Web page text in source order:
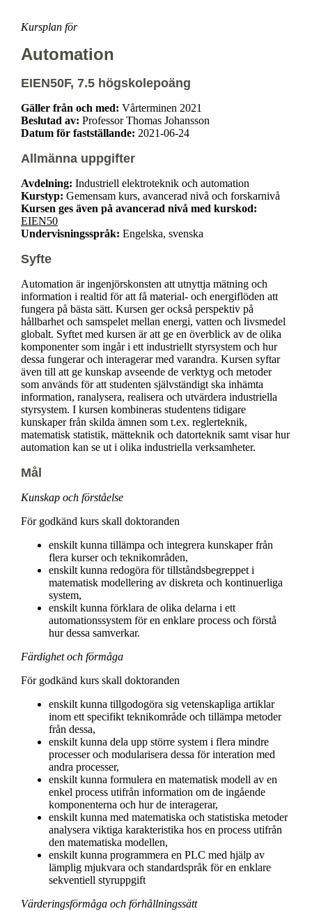
Kursplan för
Automation
EIEN50F, 7.5 högskolepoäng
Gäller från och med: Vårterminen 2021
Beslutad av: Professor Thomas Johansson
Datum för fastställande: 2021-06-24
Allmänna uppgifter
Avdelning: Industriell elektroteknik och automation
Kurstyp: Gemensam kurs, avancerad nivå och forskarnivå
Kursen ges även på avancerad nivå med kurskod:
EIEN50
Undervisningsspråk: Engelska, svenska
Syfte
Automation är ingenjörskonsten att utnyttja mätning och
information i realtid för att få material- och energiflöden att
fungera på bästa sätt. Kursen ger också perspektiv på
hållbarhet och samspelet mellan energi, vatten och livsmedel
globalt. Syftet med kursen är att ge en överblick av de olika
komponenter som ingår i ett industriellt styrsystem och hur
dessa fungerar och interagerar med varandra. Kursen syftar
även till att ge kunskap avseende de verktyg och metoder
som används för att studenten självständigt ska inhämta
information, ranalysera, realisera och utvärdera industriella
styrsystem. I kursen kombineras studentens tidigare
kunskaper från skilda ämnen som t.ex. reglerteknik,
matematisk statistik, mätteknik och datorteknik samt visar hur
automation kan se ut i olika industriella verksamheter.
Mål
Kunskap och förståelse
För godkänd kurs skall doktoranden
enskilt kunna tillämpa och integrera kunskaper från
flera kurser och teknikområden,
enskilt kunna redogöra för tillståndsbegreppet i
matematisk modellering av diskreta och kontinuerliga
system,
enskilt kunna förklara de olika delarna i ett
automationssystem för en enklare process och förstå
hur dessa samverkar.
Färdighet och förmåga
För godkänd kurs skall doktoranden
enskilt kunna tillgodogöra sig vetenskapliga artiklar
inom ett specifikt teknikområde och tillämpa metoder
från dessa,
enskilt kunna dela upp större system i flera mindre
processer och modularisera dessa för interation med
andra processer,
enskilt kunna formulera en matematisk modell av en
enkel process utifrån information om de ingående
komponenterna och hur de interagerar,
enskilt kunna med matematiska och statistiska metoder
analysera viktiga karakteristika hos en process utifrån
den matematiska modellen,
enskilt kunna programmera en PLC med hjälp av
lämplig mjukvara och standardspråk för en enklare
sekventiell styruppgift
Värderingsförmåga och förhållningssätt